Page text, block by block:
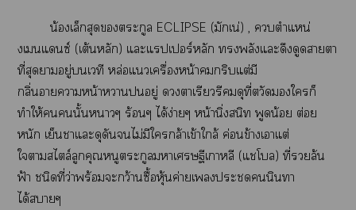
น้องเล็กสุดตระกูล ECLIPSE (มักเน่) , ตำแหน่
งเแซ์ (เต้นหลัก) แะแปเร์หลัก พลังแะดึงดูดาา
ที่สุดาอยู่เวที หล่อแเครื่องหน้าคมกริบแต่มี
กลิ่นาาหน้าาอยู่ าเรียวรีดุที่ตวัดใก็
ทำให้นั้นาๆ ร้อนๆ ได้ง่ายๆ หน้านิ่งสนิท พูดน้อย ต่อย
หนัก เย็นาแะดุดันไม่มีใกล้าเข้าใกล้ ค่อนข้างเาแต่
ใาสไตล์ลูกคุณหนูตระกูลาเศรษฐีเกาหลี (แโล) ที่ล้น
ฟ้า ชนิดที่ว่าพร้อมะกว้านซื้อหุ้นค่ายเะนินทา
ได้าๆ